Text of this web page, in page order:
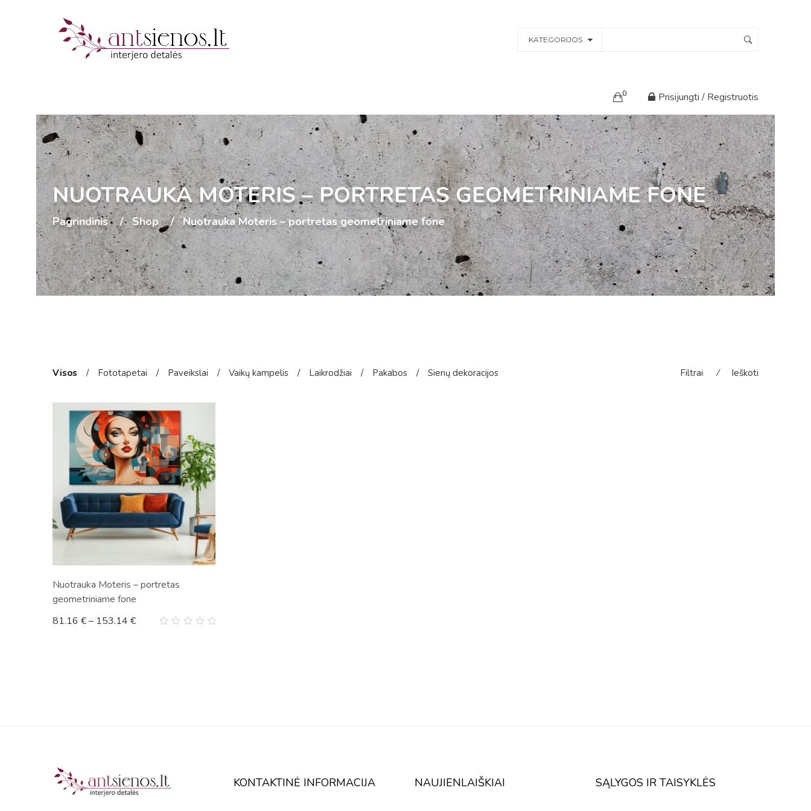
KATEGORIJOS
0 Prisijungti / Registruotis
NUOTRAUKA MOTERIS – PORTRETAS GEOMETRINIAME FONE
Pagrindinis Shop Nuotrauka Moteris – portretas geometriniame fone
Visos / Fototapetai / Paveikslai / Vaikų kampelis / Laikrodžiai / Pakabos / Sienų dekoracijos Filtrai ⁄ Ieškoti
Nuotrauka Moteris – portretas
geometriniame fone
81.16 €– 153.14 €
KONTAKTINĖ INFORMACIJA NAUJIENLAIŠKIAI SĄLYGOS IR TAISYKLĖS